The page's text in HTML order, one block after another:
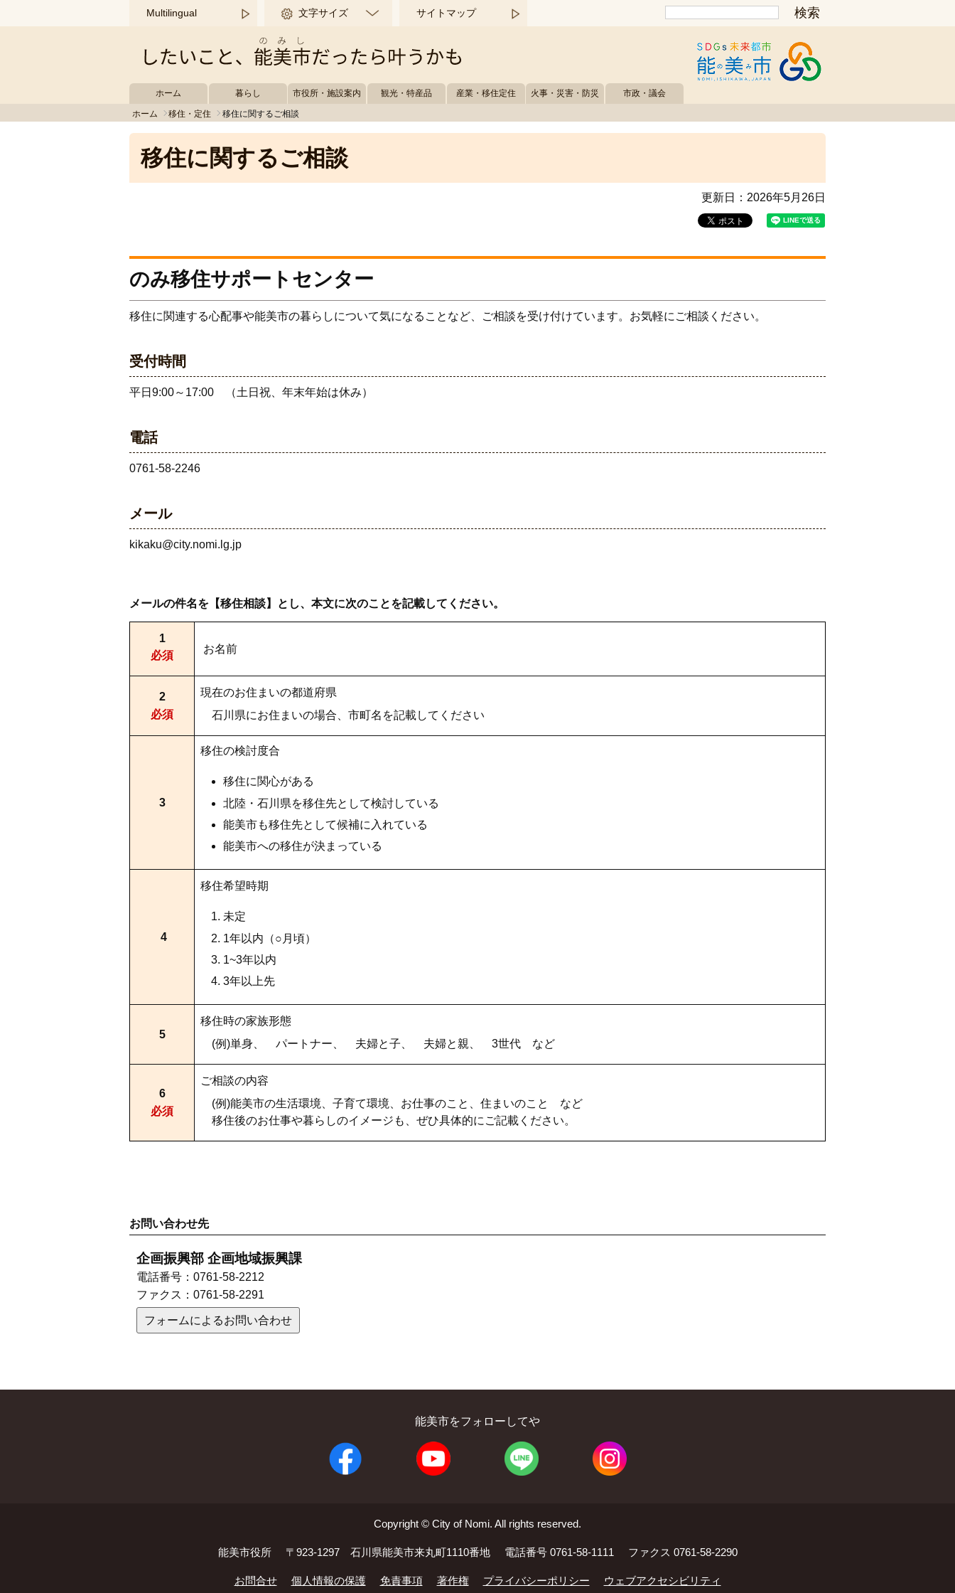
このページの本文へ移動するMultilingual 文字サイズ サイトマップ
ホーム 暮らし 市役所・施設案内 観光・特産品 産業・移住定住 火事・災害・防災 市政・議会
ホーム 移住・定住 移住に関するご相談
移住に関するご相談
更新日： 2026年5月26日
のみ移住サポートセンター
移住に関連する心配事や能美市の暮らしについて気になることなど、ご相談を受け付けています。お気軽にご相談ください。
受付時間
平日9:00～17:00 （土日祝、年末年始は休み）
電話
0761-58-2246
メール
kikaku@city.nomi.lg.jp
メールの件名を【移住相談】とし、本文に次のことを記載してください。
1
必須
お名前
2
必須
現在のお住まいの都道府県
石川県にお住まいの場合、市町名を記載してください
3
移住の検討度合
移住に関心がある
北陸・石川県を移住先として検討している
能美市も移住先として候補に入れている
能美市への移住が決まっている
4
移住希望時期
未定
1年以内（○月頃）
1~3年以内
3年以上先
5
移住時の家族形態
(例)単身、 パートナー、 夫婦と子、 夫婦と親、 3世代 など
6
必須
ご相談の内容
(例)能美市の生活環境、子育て環境、お仕事のこと、住まいのこと など
移住後のお仕事や暮らしのイメージも、ぜひ具体的にご記載ください。
お問い合わせ先
企画振興部 企画地域振興課
電話番号： 0761-58-2212
ファクス： 0761-58-2291
フォームによるお問い合わせ
能美市をフォローしてや
Copyright © City of Nomi. All rights reserved.
能美市役所 〒923-1297 石川県能美市来丸町1110番地 電話番号 0761-58-1111 ファクス 0761-58-2290
お問合せ 個人情報の保護 免責事項 著作権 プライバシーポリシー ウェブアクセシビリティ